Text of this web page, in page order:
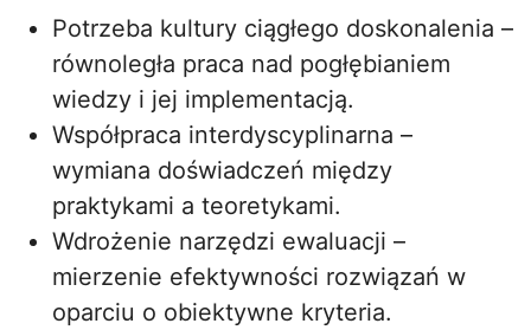
Potrzeba kultury ciągłego doskonalenia –
równoległa praca nad pogłębianiem
wiedzy i jej implementacją.
Współpraca interdyscyplinarna –
wymiana doświadczeń między
praktykami a teoretykami.
Wdrożenie narzędzi ewaluacji –
mierzenie efektywności rozwiązań w
oparciu o obiektywne kryteria.